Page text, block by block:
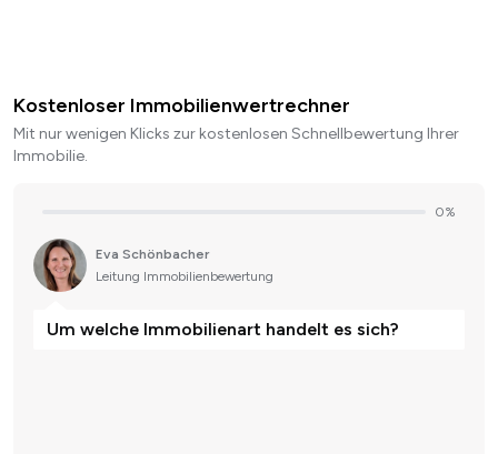
Kostenloser Immobilienwertrechner
Mit nur wenigen Klicks zur kostenlosen Schnellbewertung Ihrer
Immobilie.